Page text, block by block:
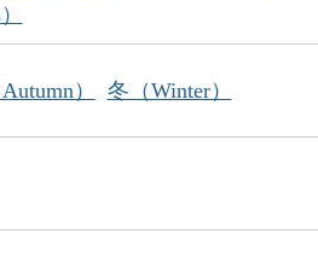
） 冬（Winter）